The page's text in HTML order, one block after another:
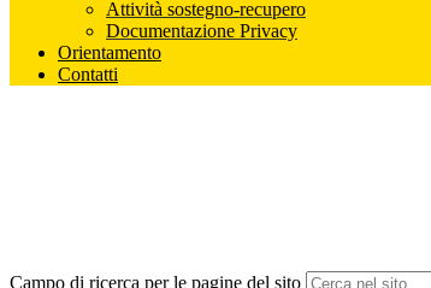
Attività sostegno-recupero
Documentazione Privacy
Orientamento
Contatti
Campo di ricerca per le pagine del sito